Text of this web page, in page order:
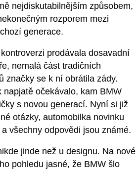
nejdiskutabilnějším způsobem,
rozporem mezi
generace.
prodávala dosavadní
nemalá část tradičních
značky se k ní obrátila zády.
napjatě očekávalo, kam BMW
s novou generací. Nyní si již
otázky, automobilka novinku
všechny odpovědi jsou známé.
jinde než u designu. Na nové
pohledu jasné, že BMW šlo